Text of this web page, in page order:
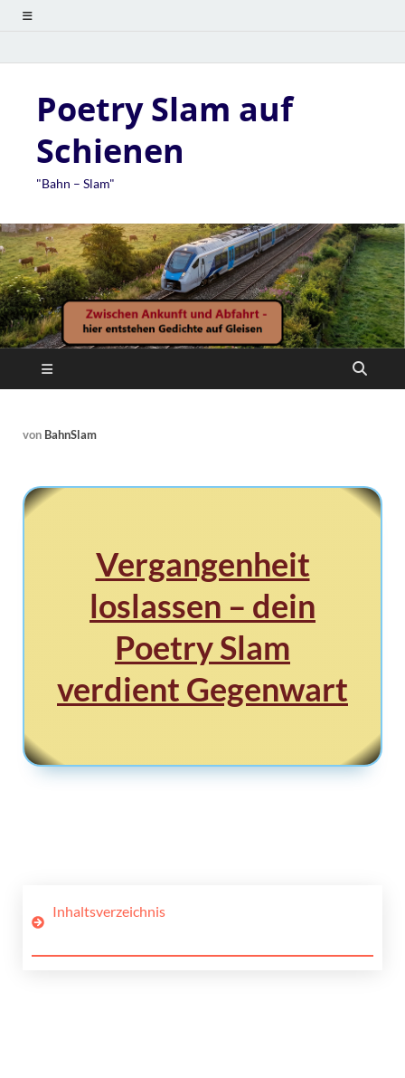
Poetry Slam auf
Schienen
"Bahn – Slam"
von BahnSlam
Vergangenheit
loslassen – dein
Poetry Slam
verdient Gegenwart
Inhaltsverzeichnis